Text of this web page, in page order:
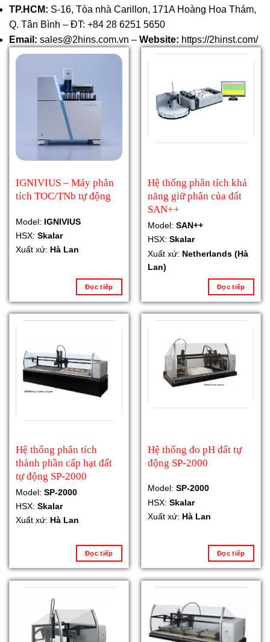
TP.HCM: S-16, Tòa nhà Carillon, 171A Hoàng Hoa Thám,
Q. Tân Bình – ĐT: +84 28 6251 5650
Email: sales@2hins.com.vn – Website: https://2hinst.com/
IGNIVIUS – Máy phân
tích TOC/TNb tự động
Model: IGNIVIUS
HSX: Skalar
Xuất xứ: Hà Lan
Đọc tiếp
Hệ thống phân tích khả
năng giữ phân của đất
SAN++
Model: SAN++
HSX: Skalar
Xuất xứ: Netherlands (Hà
Lan)
Đọc tiếp
Hệ thống phân tích
thành phần cấp hạt đất
tự động SP-2000
Model: SP-2000
HSX: Skalar
Xuất xứ: Hà Lan
Đọc tiếp
Hệ thống đo pH đất tự
động SP-2000
Model: SP-2000
HSX: Skalar
Xuất xứ: Hà Lan
Đọc tiếp